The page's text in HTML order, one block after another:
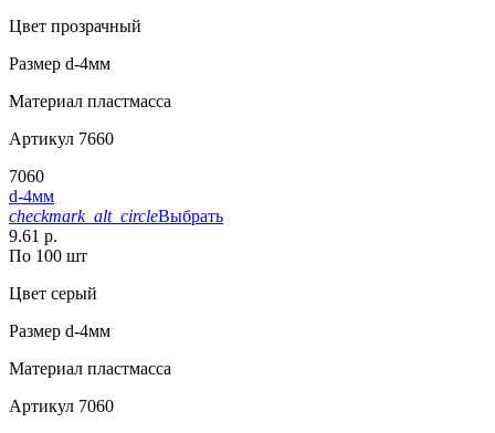
Цвет прозрачный
Размер d-4мм
Материал пластмасса
Артикул 7660
7060
d-4мм
checkmark_alt_circleВыбрать
9.61 р.
По 100 шт
Цвет серый
Размер d-4мм
Материал пластмасса
Артикул 7060